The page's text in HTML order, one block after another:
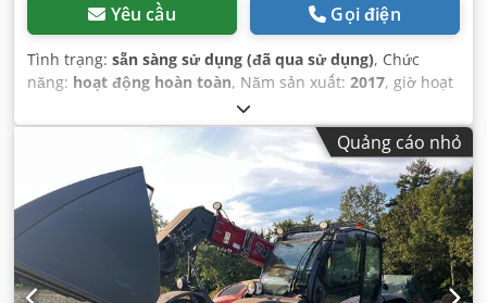
Yêu cầu Gọi điện
Tình trạng: sẵn sàng sử dụng (đã qua sử dụng), Chức
năng: hoạt động hoàn toàn, Năm sản xuất: 2017, giờ hoạt
366 kW (497,62 mã lực)
nhiên liệu:diesel, tốc độ tối đa:30 km/h, đăng ký lần đầu:
, kiểm định tiếp theo (TÜV): 07/2026, kích thước lốp
500/85 R24, số máy/phương tiện:YHG233775, Thiết
bị:cabin, chiếu sáng, khớp nối rơ-moóc, rape cutter, điều
hòa không khí
Quảng cáo nhỏ